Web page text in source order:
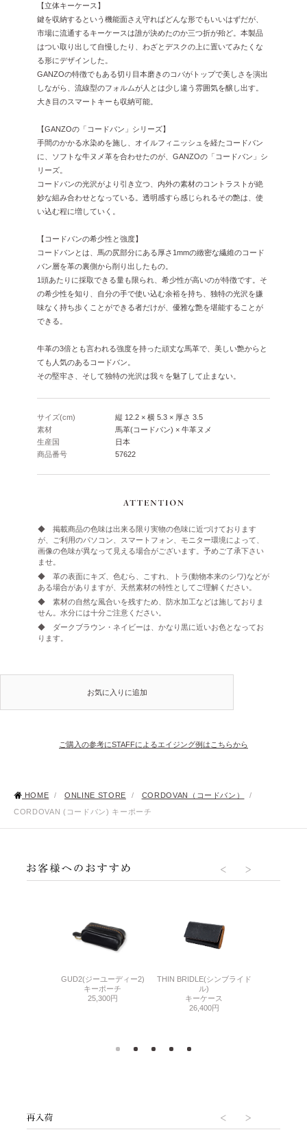
【立体キーケース】
鍵を収納するという機能面さえ守ればどんな形でもいいはずだが、
市場に流通するキーケースは誰が決めたのか三つ折が殆ど。本製品
はつい取り出して自慢したり、わざとデスクの上に置いてみたくな
る形にデザインした。
GANZOの特徴でもある切り目本磨きのコバがトップで美しさを演出
しながら、流線型のフォルムが人とは少し違う雰囲気を醸し出す。
大き目のスマートキーも収納可能。
【GANZOの「コードバン」シリーズ】
手間のかかる水染めを施し、オイルフィニッシュを経たコードバン
に、ソフトな牛ヌメ革を合わせたのが、GANZOの「コードバン」シ
リーズ。
コードバンの光沢がより引き立つ、内外の素材のコントラストが絶
妙な組み合わせとなっている。透明感すら感じられるその艶は、使
い込む程に増していく。
【コードバンの希少性と強度】
コードバンとは、馬の尻部分にある厚さ1mmの緻密な繊維のコード
バン層を革の裏側から削り出したもの。
1頭あたりに採取できる量も限られ、希少性が高いのが特徴です。そ
の希少性を知り、自分の手で使い込む余裕を持ち、独特の光沢を嫌
味なく持ち歩くことができる者だけが、優雅な艶を堪能することが
できる。
牛革の3倍とも言われる強度を持った頑丈な馬革で、美しい艶からと
ても人気のあるコードバン。
その堅牢さ、そして独特の光沢は我々を魅了して止まない。
サイズ(cm)
縦 12.2 × 横 5.3 × 厚さ 3.5
素材
馬革(コードバン) × 牛革ヌメ
生産国
日本
商品番号
57622
◆ 掲載商品の色味は出来る限り実物の色味に近づけております
が、ご利用のパソコン、スマートフォン、モニター環境によって、
画像の色味が異なって見える場合がございます。予めご了承下さい
ませ。
◆ 革の表面にキズ、色むら、こすれ、トラ(動物本来のシワ)などが
ある場合がありますが、天然素材の特性としてご理解ください。
◆ 素材の自然な風合いを残すため、防水加工などは施しておりま
せん。水分には十分ご注意ください。
◆ ダークブラウン・ネイビーは、かなり黒に近いお色となってお
ります。
お気に入りに追加
ご購入の参考にSTAFFによるエイジング例はこちらから
HOME / ONLINE STORE / CORDOVAN（コードバン）
/
CORDOVAN (コードバン) キーポーチ
GUD2(ジーユーディー2)
キーポーチ
25,300円
THIN BRIDLE(シンブライド
ル)
キーケース
26,400円